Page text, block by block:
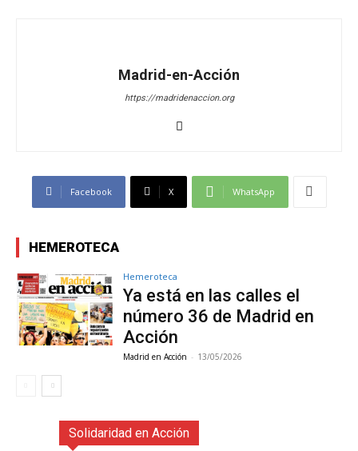
Madrid-en-Acción
https://madridenaccion.org
Facebook X WhatsApp
HEMEROTECA
Hemeroteca
Ya está en las calles el
número 36 de Madrid en
Acción
Madrid en Acción - 13/05/2026
Solidaridad en Acción